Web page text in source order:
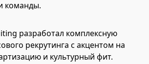
команды.
разработал комплексную
рекрутинга с акцентом на
и культурный фит.